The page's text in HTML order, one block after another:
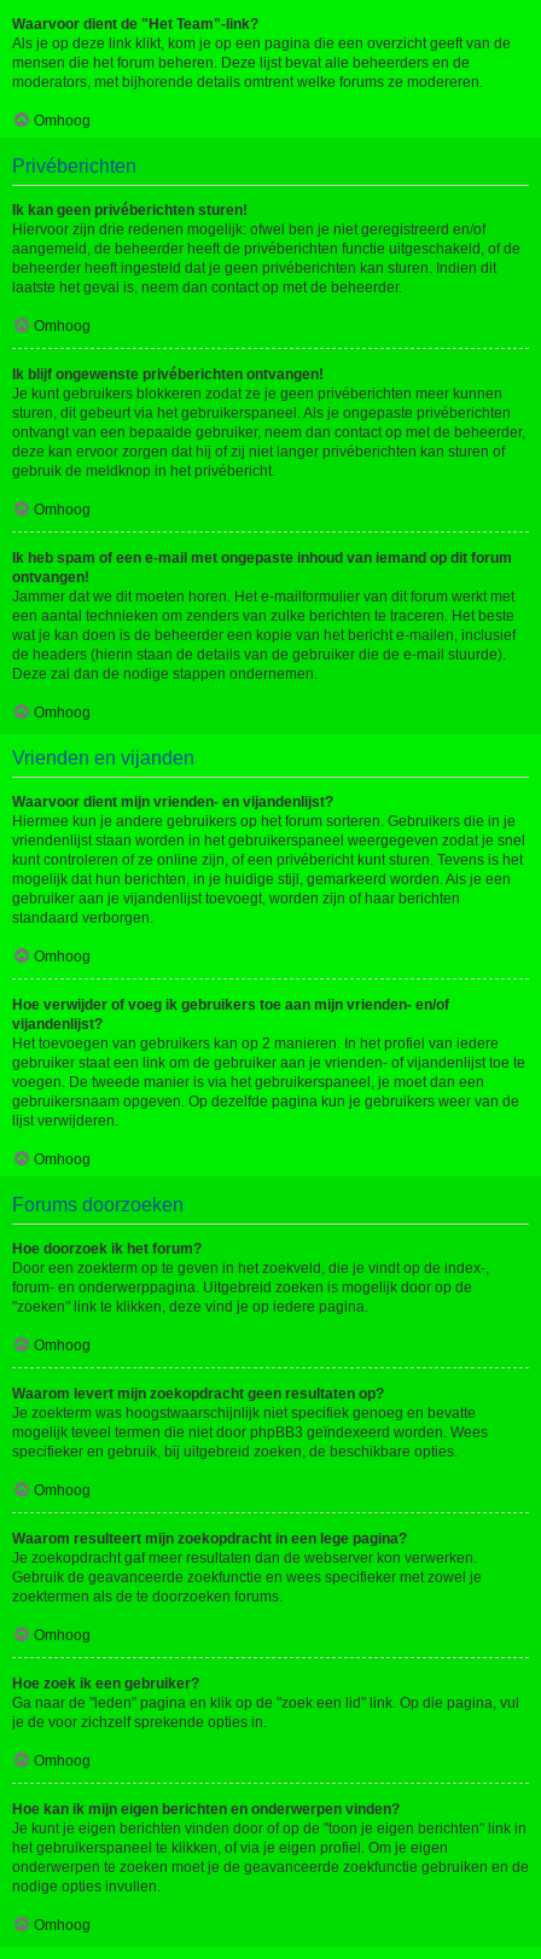
Waarvoor dient de "Het Team"-link?
Als je op deze link klikt, kom je op een pagina die een overzicht geeft van de
mensen die het forum beheren. Deze lijst bevat alle beheerders en de
moderators, met bijhorende details omtrent welke forums ze modereren.
Omhoog
Privéberichten
Ik kan geen privéberichten sturen!
Hiervoor zijn drie redenen mogelijk: ofwel ben je niet geregistreerd en/of
aangemeld, de beheerder heeft de privéberichten functie uitgeschakeld, of de
beheerder heeft ingesteld dat je geen privéberichten kan sturen. Indien dit
laatste het geval is, neem dan contact op met de beheerder.
Omhoog
Ik blijf ongewenste privéberichten ontvangen!
Je kunt gebruikers blokkeren zodat ze je geen privéberichten meer kunnen
sturen, dit gebeurt via het gebruikerspaneel. Als je ongepaste privéberichten
ontvangt van een bepaalde gebruiker, neem dan contact op met de beheerder,
deze kan ervoor zorgen dat hij of zij niet langer privéberichten kan sturen of
gebruik de meldknop in het privébericht.
Omhoog
Ik heb spam of een e-mail met ongepaste inhoud van iemand op dit forum
ontvangen!
Jammer dat we dit moeten horen. Het e-mailformulier van dit forum werkt met
een aantal technieken om zenders van zulke berichten te traceren. Het beste
wat je kan doen is de beheerder een kopie van het bericht e-mailen, inclusief
de headers (hierin staan de details van de gebruiker die de e-mail stuurde).
Deze zal dan de nodige stappen ondernemen.
Omhoog
Vrienden en vijanden
Waarvoor dient mijn vrienden- en vijandenlijst?
Hiermee kun je andere gebruikers op het forum sorteren. Gebruikers die in je
vriendenlijst staan worden in het gebruikerspaneel weergegeven zodat je snel
kunt controleren of ze online zijn, of een privébericht kunt sturen. Tevens is het
mogelijk dat hun berichten, in je huidige stijl, gemarkeerd worden. Als je een
gebruiker aan je vijandenlijst toevoegt, worden zijn of haar berichten
standaard verborgen.
Omhoog
Hoe verwijder of voeg ik gebruikers toe aan mijn vrienden- en/of
vijandenlijst?
Het toevoegen van gebruikers kan op 2 manieren. In het profiel van iedere
gebruiker staat een link om de gebruiker aan je vrienden- of vijandenlijst toe te
voegen. De tweede manier is via het gebruikerspaneel, je moet dan een
gebruikersnaam opgeven. Op dezelfde pagina kun je gebruikers weer van de
lijst verwijderen.
Omhoog
Forums doorzoeken
Hoe doorzoek ik het forum?
Door een zoekterm op te geven in het zoekveld, die je vindt op de index-,
forum- en onderwerppagina. Uitgebreid zoeken is mogelijk door op de
"zoeken" link te klikken, deze vind je op iedere pagina.
Omhoog
Waarom levert mijn zoekopdracht geen resultaten op?
Je zoekterm was hoogstwaarschijnlijk niet specifiek genoeg en bevatte
mogelijk teveel termen die niet door phpBB3 geïndexeerd worden. Wees
specifieker en gebruik, bij uitgebreid zoeken, de beschikbare opties.
Omhoog
Waarom resulteert mijn zoekopdracht in een lege pagina?
Je zoekopdracht gaf meer resultaten dan de webserver kon verwerken.
Gebruik de geavanceerde zoekfunctie en wees specifieker met zowel je
zoektermen als de te doorzoeken forums.
Omhoog
Hoe zoek ik een gebruiker?
Ga naar de "leden" pagina en klik op de "zoek een lid" link. Op die pagina, vul
je de voor zichzelf sprekende opties in.
Omhoog
Hoe kan ik mijn eigen berichten en onderwerpen vinden?
Je kunt je eigen berichten vinden door of op de "toon je eigen berichten" link in
het gebruikerspaneel te klikken, of via je eigen profiel. Om je eigen
onderwerpen te zoeken moet je de geavanceerde zoekfunctie gebruiken en de
nodige opties invullen.
Omhoog